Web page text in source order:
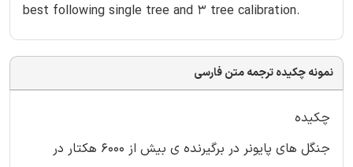
best following single tree and 3 tree calibration.
نمونه چکیده ترجمه متن فارسی
چکیده
جنگل های پایونر در برگیرنده ی بیش از 6000 هکتار در